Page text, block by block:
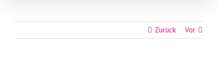
Zurück Vor